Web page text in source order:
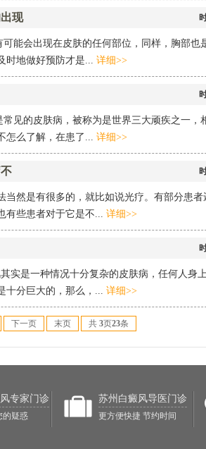
现
能会出现在皮肤的任何部位，同样，胸部也
时地做好预防才是... 详细>>
见的皮肤病，被称为是世界三大顽疾之一，
怎么了解，在患了... 详细>>
当然是有很多的，就比如说光疗。有部分患
有些患者对于它是不... 详细>>
实是一种情况十分复杂的皮肤病，任何人身
十分巨大的，那么，... 详细>>
下一页 末页 共 3页23条
专家门诊
的疑惑
苏州白癜风导医门诊
更方便快捷 节约时间